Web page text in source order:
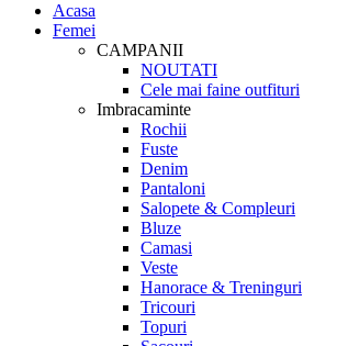
Acasa
Femei
CAMPANII
NOUTATI
Cele mai faine outfituri
Imbracaminte
Rochii
Fuste
Denim
Pantaloni
Salopete & Compleuri
Bluze
Camasi
Veste
Hanorace & Treninguri
Tricouri
Topuri